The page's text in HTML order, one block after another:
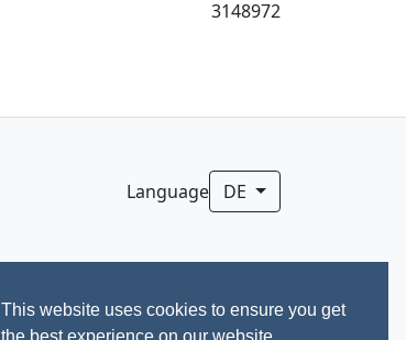
This website uses cookies to ensure you get
3148972
Language DE